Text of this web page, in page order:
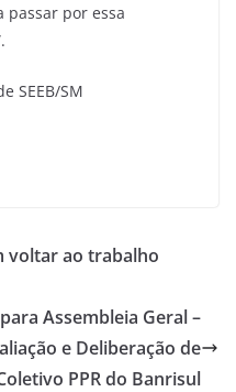
por essa
SEEB/SM
voltar ao trabalho
Assembleia Geral –
e Deliberação de
PPR do Banrisul